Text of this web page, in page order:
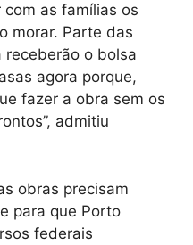
as famílias os
morar. Parte das
o bolsa
agora porque,
fazer a obra sem os
admitiu
obras precisam
para que Porto
federais